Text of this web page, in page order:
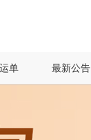
单 最新公告